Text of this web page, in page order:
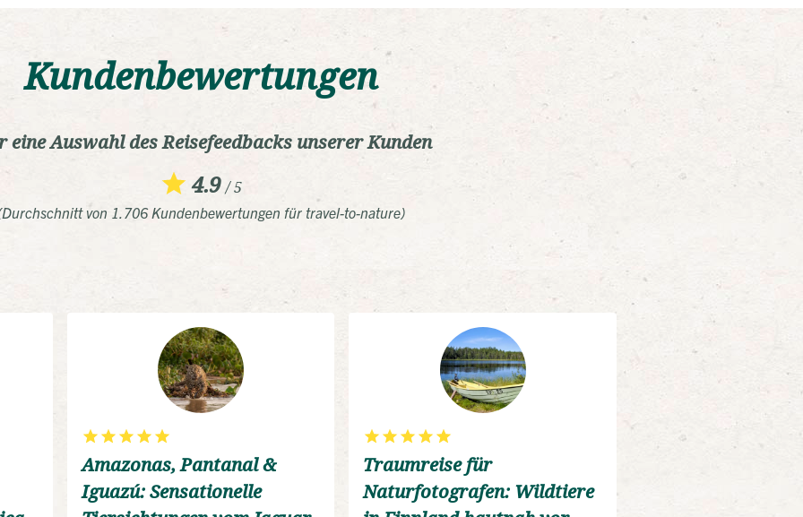
Kundenbewertungen
eine Auswahl des Reisefeedbacks unserer Kunden
4.9/ 5
von 1.706 Kundenbewertungen für travel-to-nature)
Amazonas, Pantanal &
Iguazú: Sensationelle
Traumreise für
Naturfotografen: Wildtiere